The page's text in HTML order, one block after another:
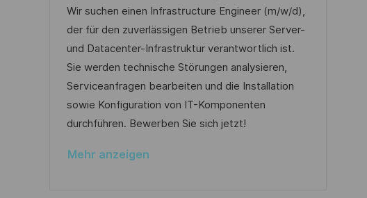
f
e
n
t
l
i
c
t
t
u
m
d
e
r
V
o
b
-
I
D
a
t
e
g
o
r
i
Wir suchen einen Infrastructure Engineer (m/w/d),
der für den zuverlässigen Betrieb unserer Server-
und Datacenter-Infrastruktur verantwortlich ist.
Sie werden technische Störungen analysieren,
Serviceanfragen bearbeiten und die Installation
sowie Konfiguration von IT-Komponenten
durchführen. Bewerben Sie sich jetzt!
Mehr anzeigen